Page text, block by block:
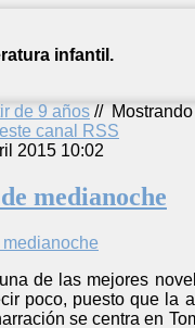
infantil.
de 9 años //
canal RSS
2015 10:02
medianoche
de las mejores
poco, puesto que la
se centra en